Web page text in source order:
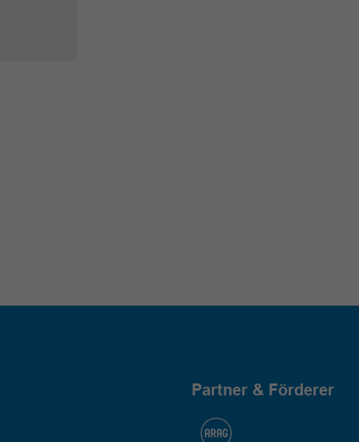
Partner & Förderer